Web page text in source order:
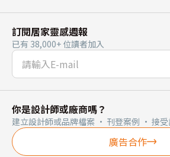
訂閱居家靈感週報
已有 38,000+ 位讀者加入
你是設計師或廠商嗎？
建立設計師或品牌檔案 · 刊登案例 · 接受
廣告合作